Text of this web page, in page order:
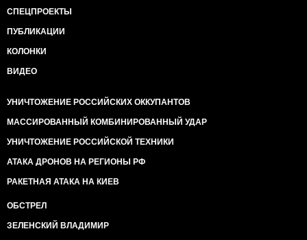
СПЕЦПРОЕКТЫ
ПУБЛИКАЦИИ
КОЛОНКИ
ВИДЕО
УНИЧТОЖЕНИЕ РОССИЙСКИХ ОККУПАНТОВ
МАССИРОВАННЫЙ КОМБИНИРОВАННЫЙ УДАР
УНИЧТОЖЕНИЕ РОССИЙСКОЙ ТЕХНИКИ
АТАКА ДРОНОВ НА РЕГИОНЫ РФ
РАКЕТНАЯ АТАКА НА КИЕВ
ОБСТРЕЛ
ЗЕЛЕНСКИЙ ВЛАДИМИР